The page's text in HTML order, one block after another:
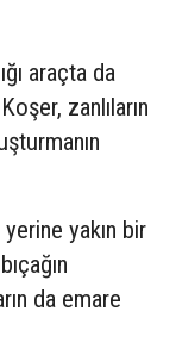
araçta da
zanlıların
yakın bir
da emare